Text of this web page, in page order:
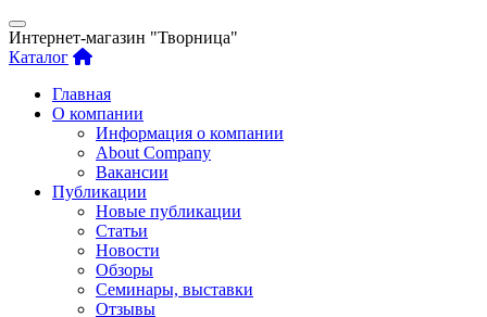
Интернет-магазин "Творница"
Каталог
Главная
О компании
Информация о компании
About Company
Вакансии
Публикации
Новые публикации
Статьи
Новости
Обзоры
Семинары, выставки
Отзывы